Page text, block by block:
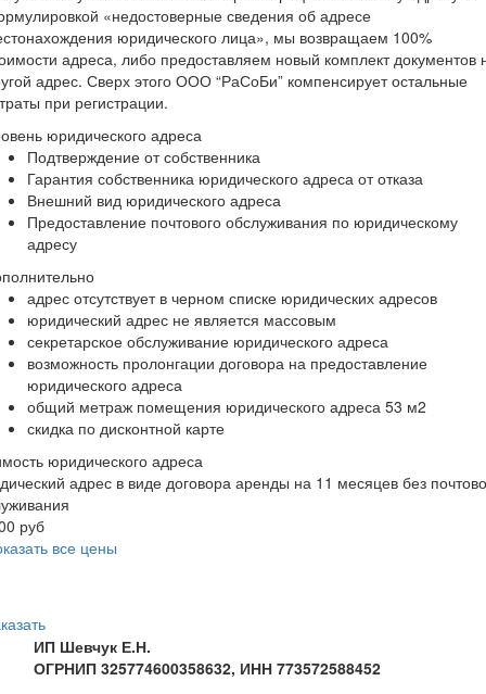
«недостоверные сведения об адресе
юридического лица», мы возвращаем 100%
адреса, либо предоставляем новый комплект документов
адрес. Сверх этого ООО “РаСоБи” компенсирует остальные
при регистрации.
юридического адреса
Подтверждение от собственника
Гарантия собственника юридического адреса от отказа
Внешний вид юридического адреса
Предоставление почтового обслуживания по юридическому
адресу
адрес отсутствует в черном списке юридических адресов
юридический адрес не является массовым
секретарское обслуживание юридического адреса
возможность пролонгации договора на предоставление
юридического адреса
общий метраж помещения юридического адреса 53 м2
скидка по дисконтной карте
юридического адреса
адрес в виде договора аренды на 11 месяцев без
руб
все цены
ИП Шевчук Е.Н.
ОГРНИП 325774600358632, ИНН 773572588452